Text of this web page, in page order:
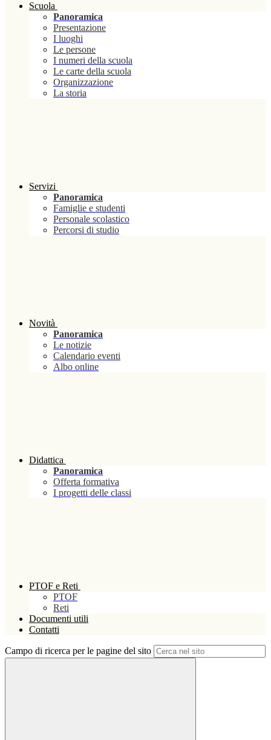
Scuola
Panoramica
Presentazione
I luoghi
Le persone
I numeri della scuola
Le carte della scuola
Organizzazione
La storia
Servizi
Panoramica
Famiglie e studenti
Personale scolastico
Percorsi di studio
Novità
Panoramica
Le notizie
Calendario eventi
Albo online
Didattica
Panoramica
Offerta formativa
I progetti delle classi
PTOF e Reti
PTOF
Reti
Documenti utili
Contatti
Campo di ricerca per le pagine del sito